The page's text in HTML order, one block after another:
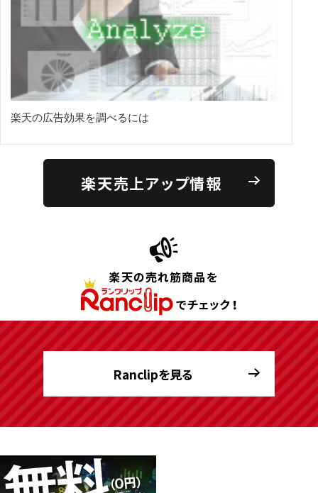
楽天の広告効果を調べるには
楽天売上アップ情報
Ranclipを見る